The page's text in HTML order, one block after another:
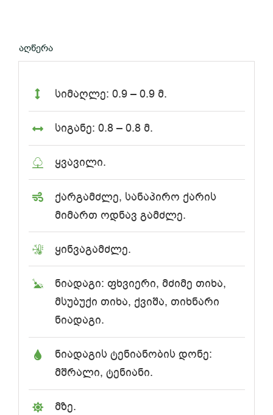
აღწერა
სიმაღლე: 0.9 – 0.9 მ.
სიგანე: 0.8 – 0.8 მ.
ყვავილი.
ქარგამძლე, სანაპირო ქარის
მიმართ ოდნავ გამძლე.
ყინვაგამძლე.
ნიადაგი: ფხვიერი, მძიმე თიხა,
მსუბუქი თიხა, ქვიშა, თიხნარი
ნიადაგი.
ნიადაგის ტენიანობის დონე:
მშრალი, ტენიანი.
მზე.